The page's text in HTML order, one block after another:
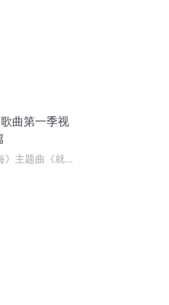
曲第一季视
》主题曲《就是